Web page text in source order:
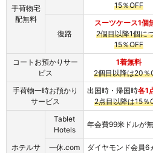
手荷物宅
配無料
15％OFF
復路
スーツケース1個
2個目以降1個に
15％OFF
コートお預かりサー
ビス
1着無料
2個目以降は20％
手荷物一時お預かり
サービス
出国時・帰国時各1
2点目以降は15％
ホテルサ
Tablet
Hotels
年会費99米ドルが
一休.com
ダイヤモンド会員6